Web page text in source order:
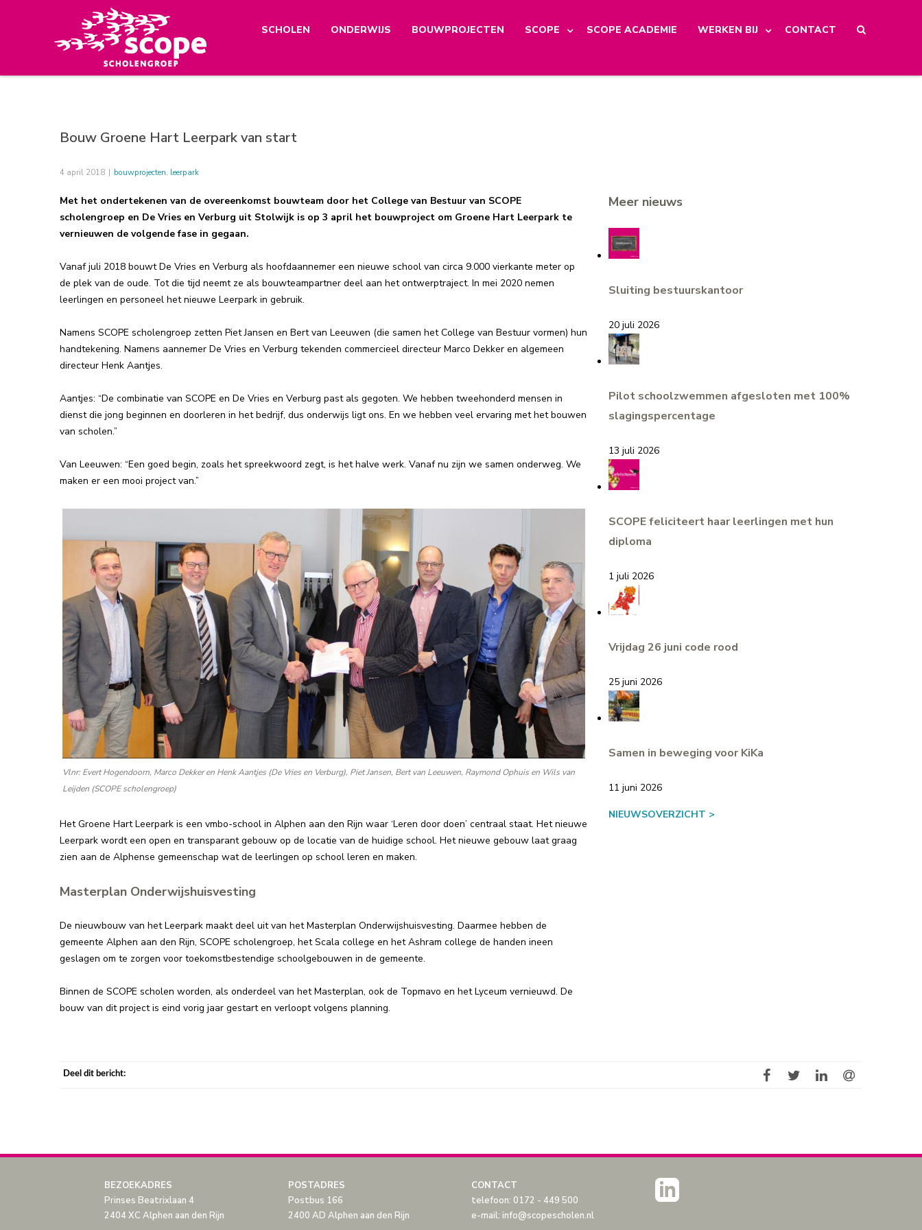
SCHOLEN ONDERWIJS BOUWPROJECTEN SCOPE SCOPE ACADEMIE WERKEN BIJ CONTACT
Bouw Groene Hart Leerpark van start
4 april 2018 | bouwprojecten, leerpark
Met het ondertekenen van de overeenkomst bouwteam door het College van Bestuur van SCOPE
scholengroep en De Vries en Verburg uit Stolwijk is op 3 april het bouwproject om Groene Hart Leerpark te
vernieuwen de volgende fase in gegaan.
Vanaf juli 2018 bouwt De Vries en Verburg als hoofdaannemer een nieuwe school van circa 9.000 vierkante meter op
de plek van de oude. Tot die tijd neemt ze als bouwteampartner deel aan het ontwerptraject. In mei 2020 nemen
leerlingen en personeel het nieuwe Leerpark in gebruik.
Namens SCOPE scholengroep zetten Piet Jansen en Bert van Leeuwen (die samen het College van Bestuur vormen) hun
handtekening. Namens aannemer De Vries en Verburg tekenden commercieel directeur Marco Dekker en algemeen
directeur Henk Aantjes.
Aantjes: “De combinatie van SCOPE en De Vries en Verburg past als gegoten. We hebben tweehonderd mensen in
dienst die jong beginnen en doorleren in het bedrijf, dus onderwijs ligt ons. En we hebben veel ervaring met het bouwen
van scholen.”
Van Leeuwen: “Een goed begin, zoals het spreekwoord zegt, is het halve werk. Vanaf nu zijn we samen onderweg. We
maken er een mooi project van.”
Vlnr: Evert Hogendoorn, Marco Dekker en Henk Aantjes (De Vries en Verburg), Piet Jansen, Bert van Leeuwen, Raymond Ophuis en Wils van
Leijden (SCOPE scholengroep)
Het Groene Hart Leerpark is een vmbo-school in Alphen aan den Rijn waar ‘Leren door doen’ centraal staat. Het nieuwe
Leerpark wordt een open en transparant gebouw op de locatie van de huidige school. Het nieuwe gebouw laat graag
zien aan de Alphense gemeenschap wat de leerlingen op school leren en maken.
Masterplan Onderwijshuisvesting
De nieuwbouw van het Leerpark maakt deel uit van het Masterplan Onderwijshuisvesting. Daarmee hebben de
gemeente Alphen aan den Rijn, SCOPE scholengroep, het Scala college en het Ashram college de handen ineen
geslagen om te zorgen voor toekomstbestendige schoolgebouwen in de gemeente.
Binnen de SCOPE scholen worden, als onderdeel van het Masterplan, ook de Topmavo en het Lyceum vernieuwd. De
bouw van dit project is eind vorig jaar gestart en verloopt volgens planning.
Meer nieuws
Sluiting bestuurskantoor
20 juli 2026
Pilot schoolzwemmen afgesloten met 100%
slagingspercentage
13 juli 2026
SCOPE feliciteert haar leerlingen met hun
diploma
1 juli 2026
Vrijdag 26 juni code rood
25 juni 2026
Samen in beweging voor KiKa
11 juni 2026
NIEUWSOVERZICHT >
Deel dit bericht:
BEZOEKADRES
Prinses Beatrixlaan 4
2404 XC Alphen aan den Rijn
POSTADRES
Postbus 166
2400 AD Alphen aan den Rijn
CONTACT
telefoon: 0172 - 449 500
e-mail: info@scopescholen.nl